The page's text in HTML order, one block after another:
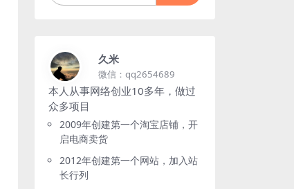
久米
微信：qq2654689
本人从事网络创业10多年，做过
众多项目
2009年创建第一个淘宝店铺，开
启电商卖货
2012年创建第一个网站，加入站
长行列